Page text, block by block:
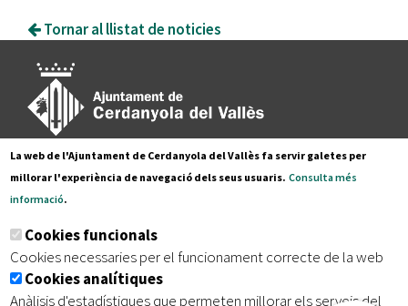
Tornar al llistat de noticies
Pl. Francesc Layret, s/n
08290 Cerdanyola del Vallès,
Tel. 935 80 88 88
Segueix-nos a:
La web de l'Ajuntament de Cerdanyola del Vallès fa servir galetes per
millorar l'experiència de navegació dels seus usuaris. Consulta més
informació.
Cookies funcionals
Cookies necessaries per el funcionament correcte de la web
Cookies analítiques
Anàlisis d'estadístiques que permeten millorar els serveis del